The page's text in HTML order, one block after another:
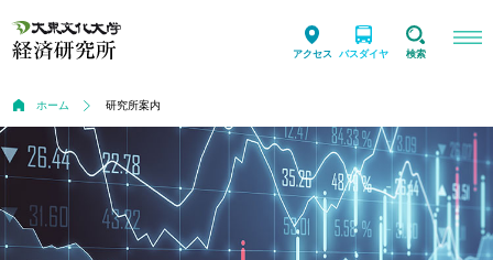
アクセス バスダイヤ 検索
ホーム 研究所案内